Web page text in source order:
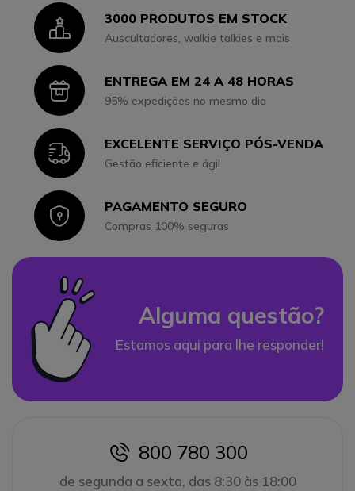
Icon3000 PRODUTOS EM STOCK
Auscultadores, walkie talkies e mais
IconENTREGA EM 24 A 48 HORAS
95% expedições no mesmo dia
IconEXCELENTE SERVIÇO PÓS-VENDA
Gestão eficiente e ágil
IconPAGAMENTO SEGURO
Compras 100% seguras
Alguma questão?
Estamos aqui para lhe responder!
icon
800 780 300
de segunda a sexta, das 8:30 às 18:00